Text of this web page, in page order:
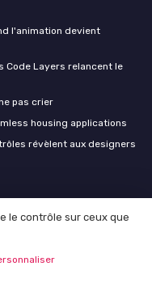
l'animation devient
Code Layers relancent le
pas crier
housing applications
révèlent aux designers
de confidentialité
le contrôle sur ceux que